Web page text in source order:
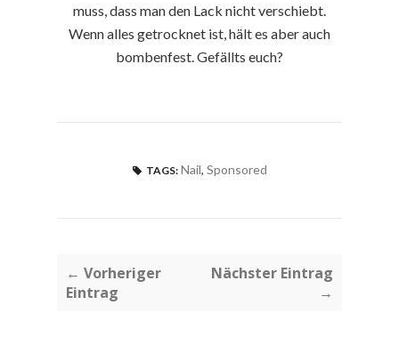
muss, dass man den Lack nicht verschiebt.
Wenn alles getrocknet ist, hält es aber auch
bombenfest. Gefällts euch?
TAGS: Nail, Sponsored
← Vorheriger
Eintrag
Nächster Eintrag
→